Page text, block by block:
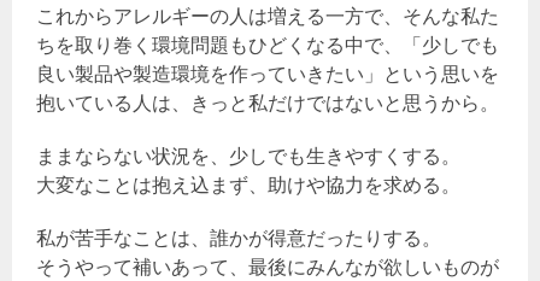
これからアレルギーの人は増える一方で、そんな私た
ちを取り巻く環境問題もひどくなる中で、「少しでも
良い製品や製造環境を作っていきたい」という思いを
抱いている人は、きっと私だけではないと思うから。
ままならない状況を、少しでも生きやすくする。
大変なことは抱え込まず、助けや協力を求める。
私が苦手なことは、誰かが得意だったりする。
そうやって補いあって、最後にみんなが欲しいものが